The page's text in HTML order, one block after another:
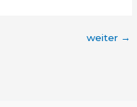
weiter →